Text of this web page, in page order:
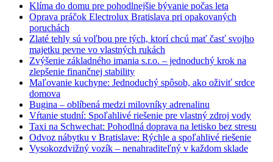
Klíma do domu pre pohodlnejšie bývanie počas leta
Oprava práčok Electrolux Bratislava pri opakovaných
poruchách
Zlaté tehly sú voľbou pre tých, ktorí chcú mať časť svojho
majetku pevne vo vlastných rukách
Zvýšenie základného imania s.r.o. – jednoduchý krok na
zlepšenie finančnej stability
Maľovanie kuchyne: Jednoduchý spôsob, ako oživiť srdce
domova
Bugina – oblíbená medzi milovníky adrenalinu
Vŕtanie studní: Spoľahlivé riešenie pre vlastný zdroj vody
Taxi na Schwechat: Pohodlná doprava na letisko bez stresu
Odvoz nábytku v Bratislave: Rýchle a spoľahlivé riešenie
Vysokozdvižný vozík – nenahraditeľný v každom sklade